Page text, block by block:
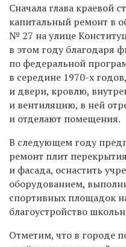
Сначала глава краевой
капитальный ремонт в
№ 27 на улице
в этом году благодаря
по федеральной
в середине 1970-х
и двери, кровлю,
и вентиляцию, в ней
и отделают помещения.
В следующем году
ремонт плит
и фасада, оснастить
оборудованием,
спортивных площадок
благоустройство
Отметим, что в городе